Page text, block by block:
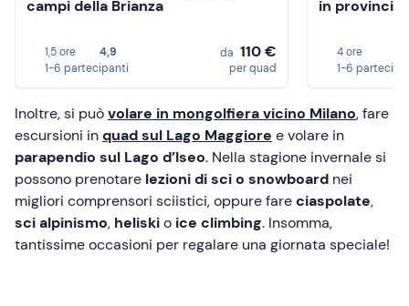
campi della Brianza
1,5 ore
4,9
1-6 partecipanti
da 110 €
per quad
in provincia
4 ore
1-6
Inoltre, si puòvolare in mongolfiera vicino Milano, fare
escursioni inquad sul Lago Maggiore e volare in
parapendio sul Lago d’Iseo. Nella stagione invernale si
possono prenotare lezioni di sci o snowboard nei
migliori comprensori sciistici, oppure fareciaspolate,
sci alpinismo, heliskio ice climbing. Insomma,
tantissime occasioni per regalare una giornata speciale!